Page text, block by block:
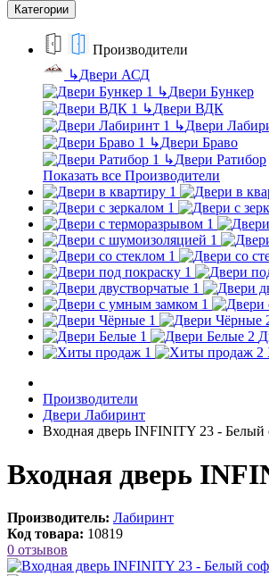
Категории
Производители
↳Двери АСД
↳Двери Бункер
↳Двери ВДК
↳Двери
↳Двери Браво
↳Двери Ратибор
Показать все Производители
Производители
Двери Лабиринт
Входная дверь INFINITY 23 - Белый
Входная дверь
Производитель: Лабиринт
Код товара: 10819
0 отзывов